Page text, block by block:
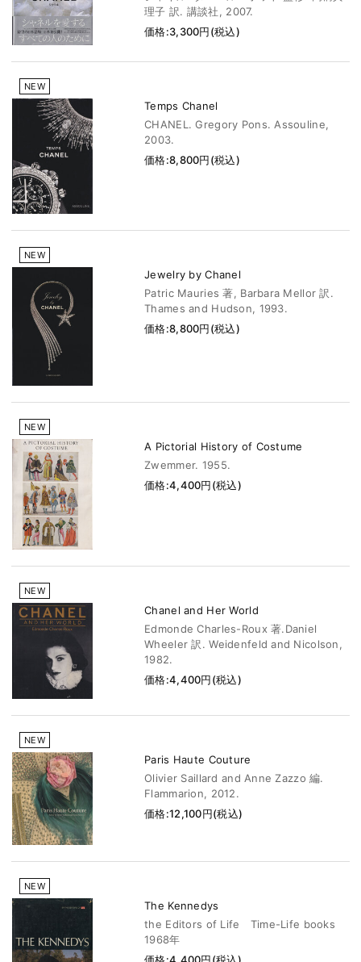
理子 訳. 講談社, 2007.
価格:3,300円(税込)
NEW
Temps Chanel
CHANEL. Gregory Pons. Assouline,
2003.
価格:8,800円(税込)
NEW
Jewelry by Chanel
Patric Mauries 著, Barbara Mellor 訳.
Thames and Hudson, 1993.
価格:8,800円(税込)
NEW
A Pictorial History of Costume
Zwemmer. 1955.
価格:4,400円(税込)
NEW
Chanel and Her World
Edmonde Charles-Roux 著.Daniel
Wheeler 訳. Weidenfeld and Nicolson,
1982.
価格:4,400円(税込)
NEW
Paris Haute Couture
Olivier Saillard and Anne Zazzo 編.
Flammarion, 2012.
価格:12,100円(税込)
NEW
The Kennedys
the Editors of Life Time-Life books
1968年